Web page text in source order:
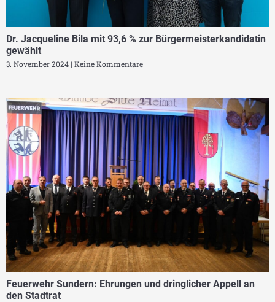
Dr. Jacqueline Bila mit 93,6 % zur Bürgermeisterkandidatin
gewählt
3. November 2024 Keine Kommentare
Feuerwehr Sundern: Ehrungen und dringlicher Appell an
den Stadtrat